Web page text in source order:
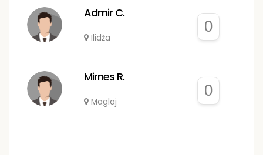
Admir C.
Ilidža
0
Mirnes R.
Maglaj
0